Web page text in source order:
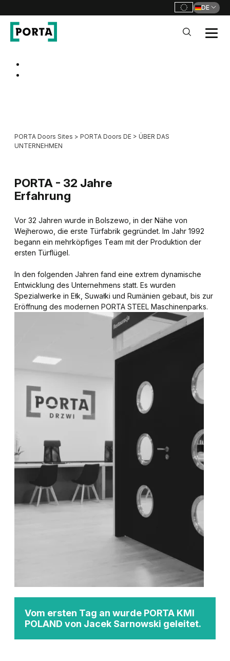
DE
PORTA Doors Sites > PORTA Doors DE > ÜBER DAS
UNTERNEHMEN
PORTA - 32 Jahre
Erfahrung
Vor 32 Jahren wurde in Bolszewo, in der Nähe von
Wejherowo, die erste Türfabrik gegründet. Im Jahr 1992
begann ein mehrköpfiges Team mit der Produktion der
ersten Türflügel.
In den folgenden Jahren fand eine extrem dynamische
Entwicklung des Unternehmens statt. Es wurden
Spezialwerke in Ełk, Suwałki und Rumänien gebaut, bis zur
Eröffnung des modernen PORTA STEEL Maschinenparks.
Vom ersten Tag an wurde PORTA KMI
POLAND von Jacek Sarnowski geleitet.